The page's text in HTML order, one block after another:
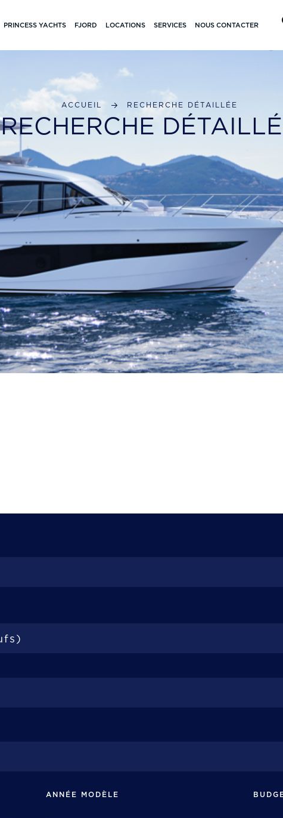
PRINCESS YACHTS FJORD LOCATIONS SERVICES NOUS CONTACTER
ACCUEIL RECHERCHE DÉTAILLÉE
RECHERCHE
ANNÉE MODÈLE